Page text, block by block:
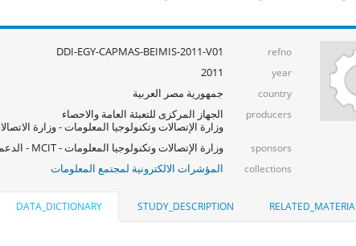
refno
DDI-EGY-CAPMAS-BEIMIS-2011-V01
year
2011
country جمهورية مصر العربية
producers
الجهاز المركزى للتعبئة العامة والاحصاء
وزارة الإتصالات وتكنولوجيا المعلومات - وزارة
sponsors وزارة الإتصالات وتكنولوجيا المعلومات - MCIT - الدعم المادى
collections المؤشرات الالكترونية لمجتمع المعلومات
STUDY_DESCRIPTION
DATA_DICTIONARY